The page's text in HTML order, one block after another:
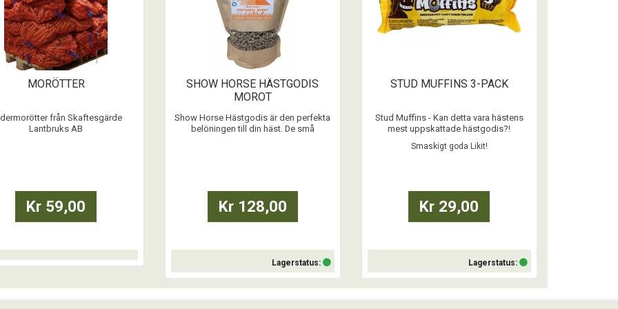
MORÖTTER
från Skaftesgärde
Lantbruks AB
Kr 59,00
Köp
SHOW HORSE HÄSTGODIS
MOROT
Show Horse Hästgodis är den perfekta
belöningen till din häst. De små
Kr 128,00
Lagerstatus:
Köp
STUD MUFFINS 3-PACK
Stud Muffins - Kan detta vara hästens
mest uppskattade hästgodis?!
häst, när den verkligen förtjänar något
...
Smaskigt goda Likit!
Kr 29,00
Lagerstatus:
Köp